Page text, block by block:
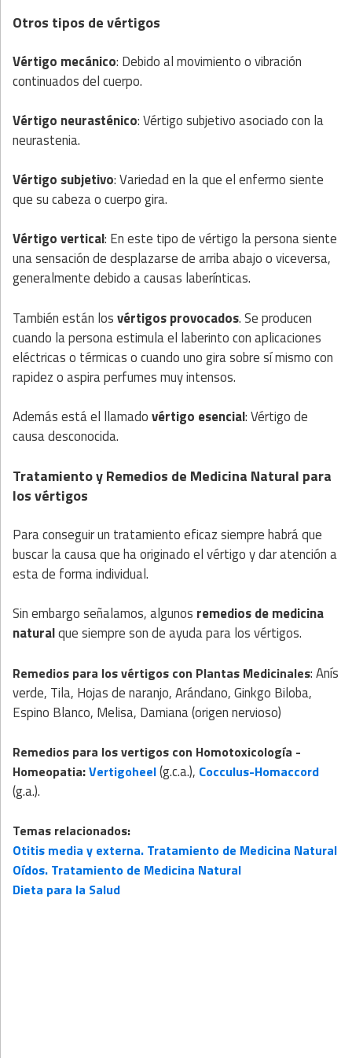
Otros tipos de vértigos
Vértigo mecánico: Debido al movimiento o vibración
continuados del cuerpo.
Vértigo neurasténico: Vértigo subjetivo asociado con la
neurastenia.
Vértigo subjetivo: Variedad en la que el enfermo siente
que su cabeza o cuerpo gira.
Vértigo vertical: En este tipo de vértigo la persona siente
una sensación de desplazarse de arriba abajo o viceversa,
generalmente debido a causas laberínticas.
También están losvértigos provocados. Se producen
cuando la persona estimula el laberinto con aplicaciones
eléctricas o térmicas o cuando uno gira sobre sí mismo con
rapidez o aspira perfumes muy intensos.
Además está el llamadovértigo esencial: Vértigo de
causa desconocida.
Tratamiento y Remedios de Medicina Natural para
los vértigos
Para conseguir un tratamiento eficaz siempre habrá que
buscar la causa que ha originado el vértigo y dar atención a
esta de forma individual.
Sin embargo señalamos, algunos remedios de medicina
naturalque siempre son de ayuda para los vértigos.
Remedios para los vértigos con Plantas Medicinales: Anís
verde, Tila, Hojas de naranjo, Arándano, Ginkgo Biloba,
Espino Blanco, Melisa, Damiana (origen nervioso)
Remedios para los vertigos con Homotoxicología -
Homeopatia:Vertigoheel(g.c.a.), Cocculus-Homaccord
(g.a.).
Temas relacionados:
Otitis media y externa. Tratamiento de Medicina Natural
Oídos. Tratamiento de Medicina Natural
Dieta para la Salud